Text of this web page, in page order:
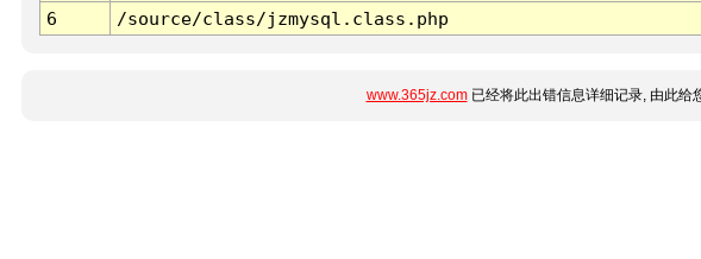
6
/source/class/jzmysql.class.php
www.365jz.com已经将此出错信息详细记录, 由此给